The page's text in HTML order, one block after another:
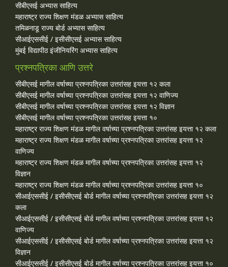
सीबीएसई अभ्यास साहित्य
महाराष्ट्र राज्य शिक्षण मंडळ अभ्यास साहित्य
तमिळनाडू राज्य बोर्ड अभ्यास साहित्य
सीआईएससीई / इसीसीएसई अभ्यास साहित्य
मुंबई विद्यापीठ इंजीनियरिंग अभ्यास साहित्य
प्रश्नपत्रिका आणि उत्तरे
सीबीएसई मागील वर्षाच्या प्रश्‍नपत्रिका उत्तरांसह इयत्ता १२ कला
सीबीएसई मागील वर्षाच्या प्रश्‍नपत्रिका उत्तरांसह इयत्ता १२ वाणिज्य
सीबीएसई मागील वर्षाच्या प्रश्‍नपत्रिका उत्तरांसह इयत्ता १२ विज्ञान
सीबीएसई मागील वर्षाच्या प्रश्‍नपत्रिका उत्तरांसह इयत्ता १०
महाराष्ट्र राज्य शिक्षण मंडळ मागील वर्षाच्या प्रश्‍नपत्रिका उत्तरांसह इयत्ता १२ कला
महाराष्ट्र राज्य शिक्षण मंडळ मागील वर्षाच्या प्रश्‍नपत्रिका उत्तरांसह इयत्ता १२
वाणिज्य
महाराष्ट्र राज्य शिक्षण मंडळ मागील वर्षाच्या प्रश्‍नपत्रिका उत्तरांसह इयत्ता १२
विज्ञान
महाराष्ट्र राज्य शिक्षण मंडळ मागील वर्षाच्या प्रश्‍नपत्रिका उत्तरांसह इयत्ता १०
सीआईएससीई / इसीसीएसई बोर्ड मागील वर्षाच्या प्रश्‍नपत्रिका उत्तरांसह इयत्ता १२
कला
सीआईएससीई / इसीसीएसई बोर्ड मागील वर्षाच्या प्रश्‍नपत्रिका उत्तरांसह इयत्ता १२
वाणिज्य
सीआईएससीई / इसीसीएसई बोर्ड मागील वर्षाच्या प्रश्‍नपत्रिका उत्तरांसह इयत्ता १२
विज्ञान
सीआईएससीई / इसीसीएसई बोर्ड मागील वर्षाच्या प्रश्‍नपत्रिका उत्तरांसह इयत्ता १०